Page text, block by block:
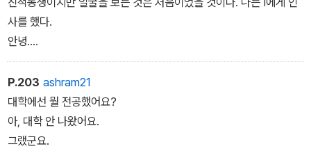
사를 했다.
안녕.
˝우와, 안녕하세요!
P.203 ashram21
대학에선 뭘 전공했어요?
아, 대학 안 나왔어요.
그랬군요.